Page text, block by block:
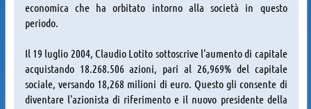
economica che ha orbitato intorno alla società in questo
periodo.
Il 19 luglio 2004, Claudio Lotito sottoscrive l'aumento di capitale
acquistando 18.268.506 azioni, pari al 26,969% del capitale
sociale, versando 18,268 milioni di euro. Questo gli consente di
diventare l'azionista di riferimento e il nuovo presidente della